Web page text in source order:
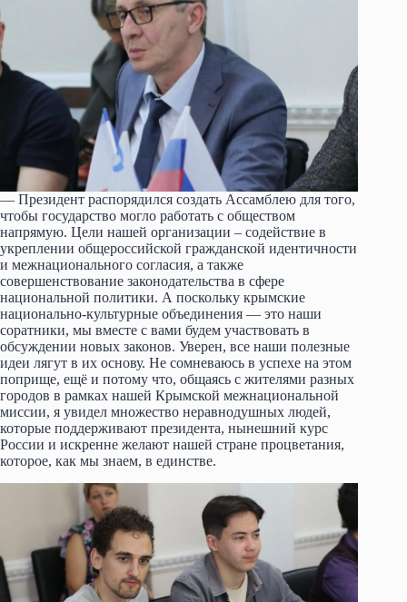
— Президент распорядился создать Ассамблею для того,
чтобы государство могло работать с обществом
напрямую. Цели нашей организации – содействие в
укреплении общероссийской гражданской идентичности
и межнационального согласия, а также
совершенствование законодательства в сфере
национальной политики. А поскольку крымские
национально-культурные объединения — это наши
соратники, мы вместе с вами будем участвовать в
обсуждении новых законов. Уверен, все наши полезные
идеи лягут в их основу. Не сомневаюсь в успехе на этом
поприще, ещё и потому что, общаясь с жителями разных
городов в рамках нашей Крымской межнациональной
миссии, я увидел множество неравнодушных людей,
которые поддерживают президента, нынешний курс
России и искренне желают нашей стране процветания,
которое, как мы знаем, в единстве.